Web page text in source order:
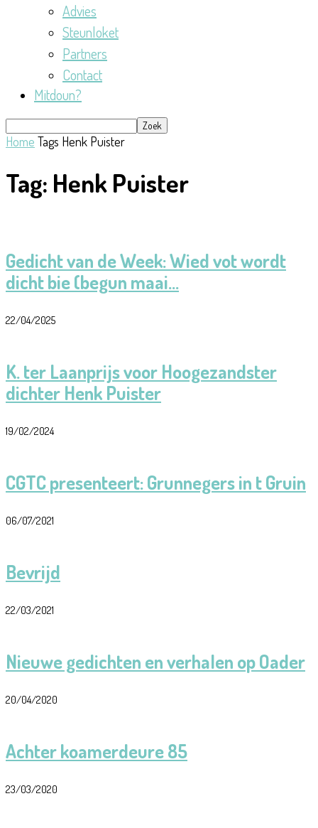
Advies
Steunloket
Partners
Contact
Mitdoun?
Home Tags Henk Puister
Tag: Henk Puister
Gedicht van de Week: Wied vot wordt
dicht bie (begun maai...
22/04/2025
K. ter Laanprijs voor Hoogezandster
dichter Henk Puister
19/02/2024
CGTC presenteert: Grunnegers in t Gruin
06/07/2021
Bevrijd
22/03/2021
Nieuwe gedichten en verhalen op Oader
20/04/2020
Achter koamerdeure 85
23/03/2020